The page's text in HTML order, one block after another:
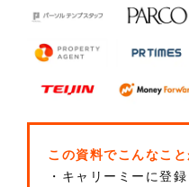
この資料でこんなこ
・キャリーミーに登